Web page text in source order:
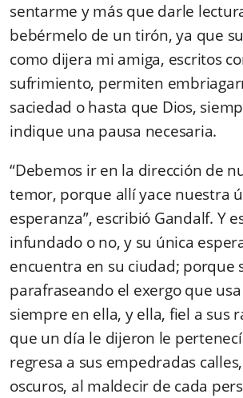
sentarme y más que darle
bebérmelo de un tirón, ya que
como dijera mi amiga, escritos
sufrimiento, permiten
saciedad o hasta que Dios,
indique una pausa necesaria.
“Debemos ir en la dirección de
temor, porque allí yace nuestra
esperanza”, escribió Gandalf. Y
infundado o no, y su única
encuentra en su ciudad; porque
parafraseando el exergo que
siempre en ella, y ella, fiel a sus
que un día le dijeron le
regresa a sus empedradas
oscuros, al maldecir de cada